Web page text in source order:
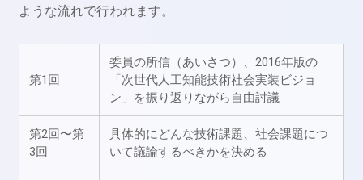
ような流れで行われます。
第1回
委員の所信（あいさつ）、2016年版の
「次世代人工知能技術社会実装ビジョ
ン」を振り返りながら自由討議
第2回〜第
3回
具体的にどんな技術課題、社会課題につ
いて議論するべきかを決める